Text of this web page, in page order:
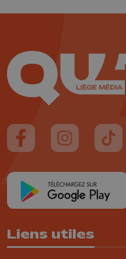
Suivez-nous sur FaceBook
Suivez-nous
Liens utiles